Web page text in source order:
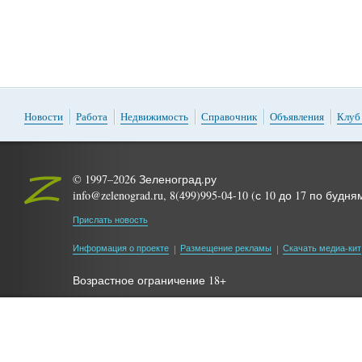
Новости Работа Недвижимость Справочник Объявления Клуб
© 1997–2026 Зеленоград.ру
info@zelenograd.ru, 8(499)995-04-10 (с 10 до 17 по
Прислать новость
Информация о проекте Размещение рекламы Скачать медиа-кит
Возрастное ограничение 18+